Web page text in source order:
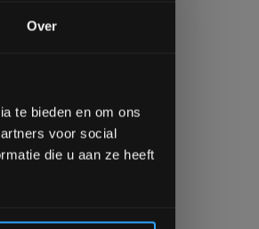
Over
te bieden en om ons
voor social
die u aan ze heeft
bestelling
Inschrijven